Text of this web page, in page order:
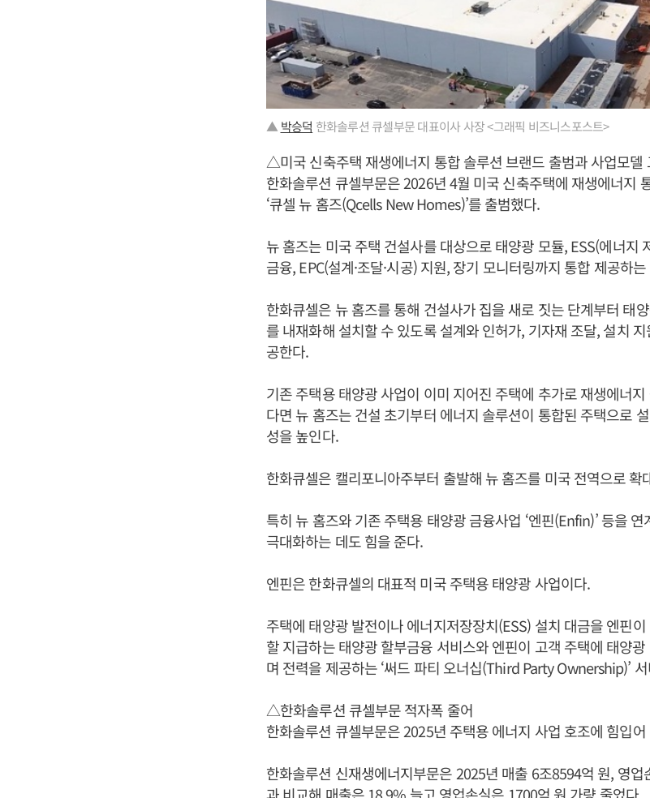
▲ 박승덕 한화솔루션 큐셀부문 대표이사 사장 <그래픽 비즈니스포스트>
△미국 신축주택 재생에너지 통합 솔루션 브랜드 출범과 사업모델
한화솔루션 큐셀부문은 2026년 4월 미국 신축주택에 재생에너지
‘큐셀 뉴 홈즈(Qcells New Homes)’를 출범했다.
뉴 홈즈는 미국 주택 건설사를 대상으로 태양광 모듈, ESS(에너지
금융, EPC(설계·조달·시공) 지원, 장기 모니터링까지 통합 제공하
한화큐셀은 뉴 홈즈를 통해 건설사가 집을 새로 짓는 단계부터 태
를 내재화해 설치할 수 있도록 설계와 인허가, 기자재 조달, 설치
공한다.
기존 주택용 태양광 사업이 이미 지어진 주택에 추가로 재생에너
다면 뉴 홈즈는 건설 초기부터 에너지 솔루션이 통합된 주택으로
성을 높인다.
한화큐셀은 캘리포니아주부터 출발해 뉴 홈즈를 미국 전역으로 확
특히 뉴 홈즈와 기존 주택용 태양광 금융사업 ‘엔핀(Enfin)’ 등을
극대화하는 데도 힘을 준다.
엔핀은 한화큐셀의 대표적 미국 주택용 태양광 사업이다.
주택에 태양광 발전이나 에너지저장장치(ESS) 설치 대금을 엔핀
할 지급하는 태양광 할부금융 서비스와 엔핀이 고객 주택에 태양
며 전력을 제공하는 ‘써드 파티 오너십(Third Party Ownership)’
△한화솔루션 큐셀부문 적자폭 줄어
한화솔루션 큐셀부문은 2025년 주택용 에너지 사업 호조에 힘입
한화솔루션 신재생에너지부문은 2025년 매출 6조8594억 원, 영